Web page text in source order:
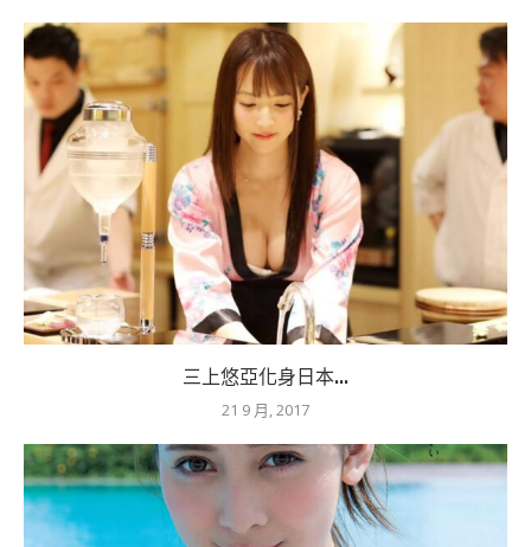
三上悠亞化身日本...
21 9 月, 2017